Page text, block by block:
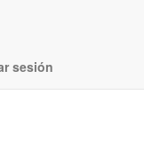
sesión